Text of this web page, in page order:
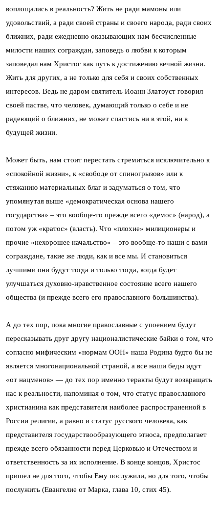
воплощались в реальность? Жить не ради мамоны или
удовольствий, а ради своей страны и своего народа, ради своих
ближних, ради ежедневно оказывающих нам бесчисленные
милости наших сограждан, заповедь о любви к которым
заповедал нам Христос как путь к достижению вечной жизни.
Жить для других, а не только для себя и своих собственных
интересов. Ведь не даром святитель Иоанн Златоуст говорил
своей пастве, что человек, думающий только о себе и не
радеющий о ближних, не может спастись ни в этой, ни в
будущей жизни.
Может быть, нам стоит перестать стремиться исключительно к
«спокойной жизни», к «свободе от спиногрызов» или к
стяжанию материальных благ и задуматься о том, что
упомянутая выше «демократическая основа нашего
государства» – это вообще-то прежде всего «демос» (народ), а
потом уж «кратос» (власть). Что «плохие» милиционеры и
прочие «нехорошее начальство» – это вообще-то наши с вами
сограждане, такие же люди, как и все мы. И становиться
лучшими они будут тогда и только тогда, когда будет
улучшаться духовно-нравственное состояние всего нашего
общества (и прежде всего его православного большинства).
А до тех пор, пока многие православные с упоением будут
пересказывать друг другу националистические байки о том, что
согласно мифическим «нормам ООН» наша Родина будто бы не
является многонациональной страной, а все наши беды идут
«от нацменов» — до тех пор именно теракты будут возвращать
нас к реальности, напоминая о том, что статус православного
христианина как представителя наиболее распространенной в
России религии, а равно и статус русского человека, как
представителя государствообразующего этноса, предполагает
прежде всего обязанности перед Церковью и Отечеством и
ответственность за их исполнение. В конце концов, Христос
пришел не для того, чтобы Ему послужили, но для того, чтобы
послужить (Евангелие от Марка, глава 10, стих 45).